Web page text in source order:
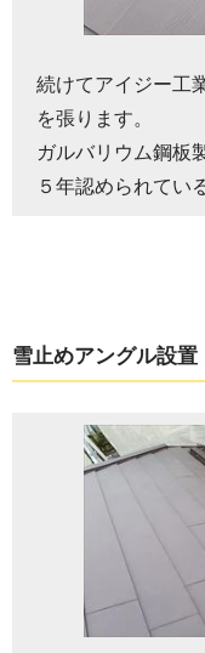
続けてアイジー工
を張ります。
ガルバリウム鋼板
５年認められてい
雪止めアングル設置